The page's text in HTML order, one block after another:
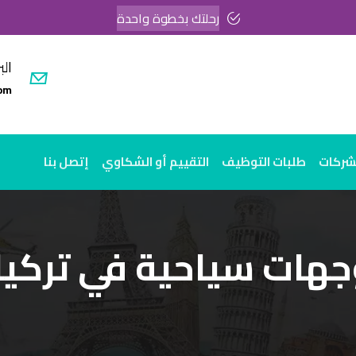
رحلتك بخطوة واحدة
طلبات التوظيف التقييم أو الشكاوي إتصل بنا
سياحية في